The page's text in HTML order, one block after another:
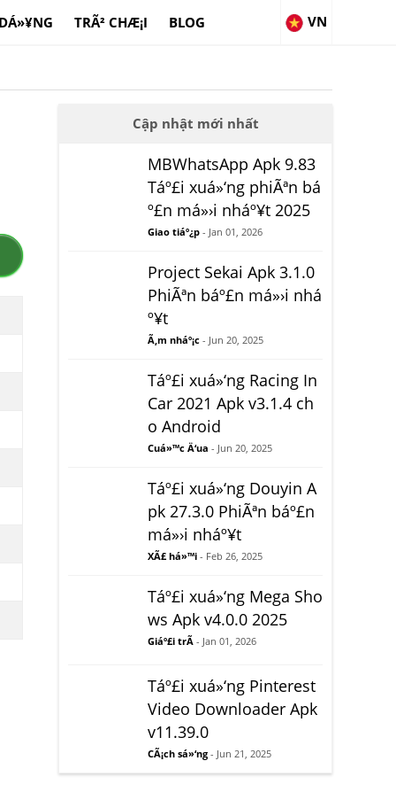
TRÃ² CHÆ¡I BLOG VN
Cập nhật mới nhất
MBWhatsApp Apk 9.83
Táº£i xuá»‘ng phiÃªn bá
º£n má»›i nháº¥t 2025
Giao tiáº¿p - Jan 01, 2026
Project Sekai Apk 3.1.0
PhiÃªn báº£n má»›i nhá
º¥t
Ã‚m nháº¡c - Jun 20, 2025
Táº£i xuá»‘ng Racing In
Car 2021 Apk v3.1.4 ch
o Android
Cuá»™c Ä‘ua - Jun 20, 2025
Táº£i xuá»‘ng Douyin A
pk 27.3.0 PhiÃªn báº£n
má»›i nháº¥t
XÃ£ há»™i - Feb 26, 2025
Táº£i xuá»‘ng Mega Sho
ws Apk v4.0.0 2025
Giáº£i trÃ­ - Jan 01, 2026
Táº£i xuá»‘ng Pinterest
Video Downloader Apk
v11.39.0
CÃ¡ch sá»‘ng - Jun 21, 2025